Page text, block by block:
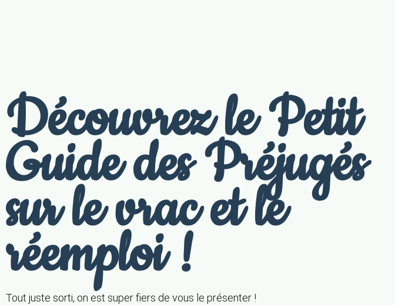
Découvrez le Petit
Guide des Préjugés
sur le vrac et le
réemploi !
Tout juste sorti, on est super fiers de vous le présenter !